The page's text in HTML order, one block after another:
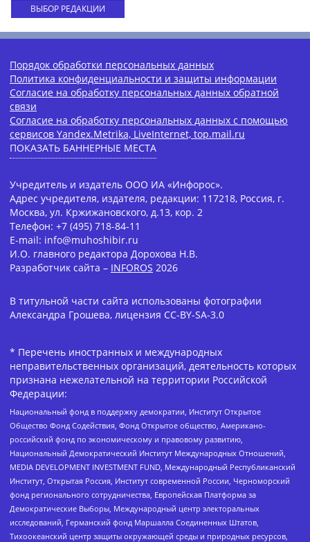
ВЫБОР РЕДАКЦИИ
Порядок обработки персональных данных
Политика конфиденциальности и защиты информации
Согласие на обработку персональных данных обратной
связи
Согласие на обработку персональных данных с помощью
сервисов Yandex.Metrika, LiveInternet, top.mail.ru
ПОКАЗАТЬ БАННЕРНЫЕ МЕСТА
Учредитель и издатель ООО ИА «Инфорос».
Адрес учредителя, издателя, редакции: 117218, Россия, г.
Москва, ул. Кржижановского, д.13, кор. 2
Телефон: +7 (495) 718-84-11
E-mail: info@muhoshibir.ru
И.О. главного редактора Дорохова Н.В.
Разработчик сайта – INFOROS 2026
В титульной части сайта использованы фотографии
Александра Грошева, лицензия CC-BY-SA-3.0
* Перечень иностранных и международных
неправительственных организаций, деятельность которых
признана нежелательной на территории Российской
Федерации:
Национальный фонд в поддержку демократии, Институт Открытое
Общество Фонд Содействия, Фонд Открытое общество, Американо-
российский фонд по экономическому и правовому развитию,
Национальный Демократический Институт Международных Отношений,
MEDIA DEVELOPMENT INVESTMENT FUND, Международный Республиканский
Институт, Открытая Россия, Институт современной России, Черноморский
фонд регионального сотрудничества, Европейская Платформа за
Демократические Выборы, Международный центр электоральных
исследований, Германский фонд Маршалла Соединенных Штатов,
Тихоокеанский центр защиты окружающей среды и природных ресурсов,